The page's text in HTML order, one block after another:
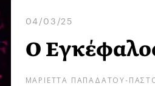
04/03/25
Ο
ΜΑΡΙΕΤΤΑ ΠΑΠΑΔΑΤΟΥ-